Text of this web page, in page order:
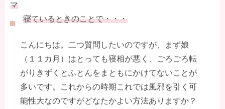
マ
寝ているときのことで・・・
こんにちは。二つ質問したいのですが、まず娘
（１１カ月）はとっても寝相が悪く、ごろごろ転
がりきずくとふとんをまともにかけてないことが
多いです。これからの時期これでは風邪を引く可
能性大なのですがどなたかよい方法ありますか？